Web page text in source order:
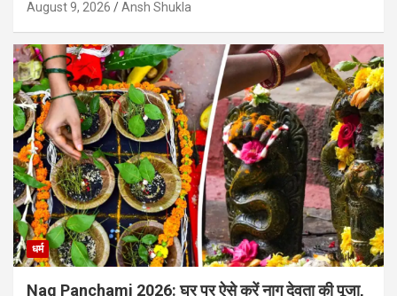
August 9, 2026 Ansh Shukla
धर्म
Nag Panchami 2026: घर पर ऐसे करें नाग देवता की पूजा,